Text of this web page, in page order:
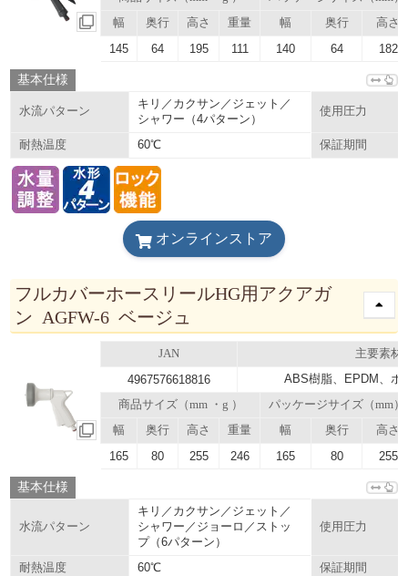
幅
奥行 高さ 重量 幅 奥行 高さ
145 64 195 111 140 64 182
基本仕様
水流パターン
キリ／カクサン／ジェット／
シャワー（4パターン）
使用圧力
耐熱温度 60℃ 保証期間
オンラインストア
フルカバーホースリールHG用アクアガ
ン AGFW-6 ベージュ
JAN 主要素材
4967576618816 ABS樹脂、EPDM、ポ
商品サイズ（mm ・g ）
パッケージサイズ（mm）
幅
奥行 高さ 重量 幅 奥行 高さ
165 80 255 246 165 80 255
基本仕様
水流パターン
キリ／カクサン／ジェット／
シャワー／ジョーロ／ストッ
プ（6パターン）
使用圧力
耐熱温度 60℃ 保証期間